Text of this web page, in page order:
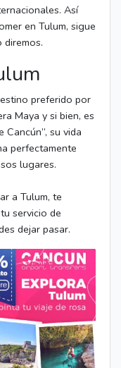
Así
en Tulum, sigue
preferido por
Maya y si bien, es
Cancún”, su vida
perfectamente
lugares.
a Tulum, te
servicio de
dejar pasar.